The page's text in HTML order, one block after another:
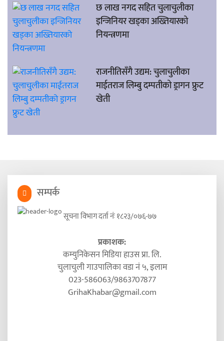
छ लाख नगद सहित चुलाचुलीका
इन्जिनियर खड्का अख्तियारको
नियन्त्रणमा
राजनीतिसँगै उद्यम: चुलाचुलीका
माईतराज लिम्बु दम्पतीको ड्रागन फ्रुट
खेती
सम्पर्क
सूचना विभाग दर्ता नंः १८२३/०७६-७७
प्रकाशक:
कम्युनिकेसन मिडिया हाउस प्रा. लि.
चुलाचुली गाउपालिका वडा नं ५, इलाम
023-586063/9863707877
GrihaKhabar@gmail.com